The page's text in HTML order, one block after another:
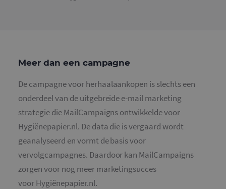
Meer dan een campagne
De campagne voor herhaalaankopen is slechts een
onderdeel van de uitgebreide e-mail marketing
strategie die MailCampaigns ontwikkelde voor
Hygiënepapier.nl. De data die is vergaard wordt
geanalyseerd en vormt de basis voor
vervolgcampagnes. Daardoor kan MailCampaigns
zorgen voor nog meer marketingsucces
voor Hygiënepapier.nl.